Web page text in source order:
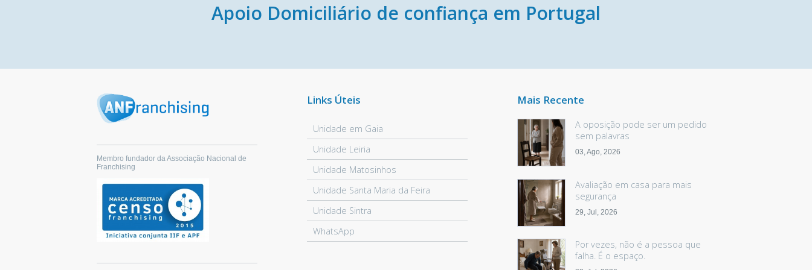
Apoio Domiciliário de confiança em Portugal
Membro fundador da Associação Nacional de
Franchising
Links Úteis
Unidade em Gaia
Unidade Leiria
Unidade Matosinhos
Unidade Santa Maria da Feira
Unidade Sintra
WhatsApp
Mais Recente
A oposição pode ser um pedido
sem palavras
03, Ago, 2026
Avaliação em casa para mais
segurança
29, Jul, 2026
Por vezes, não é a pessoa que
falha. É o espaço.